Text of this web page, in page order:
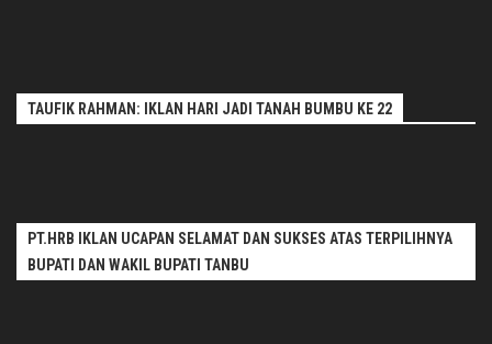
TAUFIK RAHMAN: IKLAN HARI JADI TANAH BUMBU KE 22
PT.HRB IKLAN UCAPAN SELAMAT DAN SUKSES ATAS TERPILIHNYA
BUPATI DAN WAKIL BUPATI TANBU